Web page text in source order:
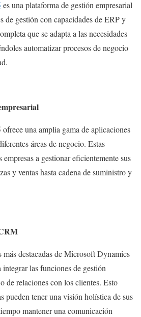
es una plataforma de gestión empresarial
de gestión con capacidades de ERP y
que se adapta a las necesidades
automatizar procesos de negocio
una amplia gama de aplicaciones
áreas de negocio. Estas
a gestionar eficientemente sus
y ventas hasta cadena de suministro y
más destacadas de Microsoft Dynamics
integrar las funciones de gestión
de relaciones con los clientes. Esto
pueden tener una visión holística de sus
mantener una comunicación